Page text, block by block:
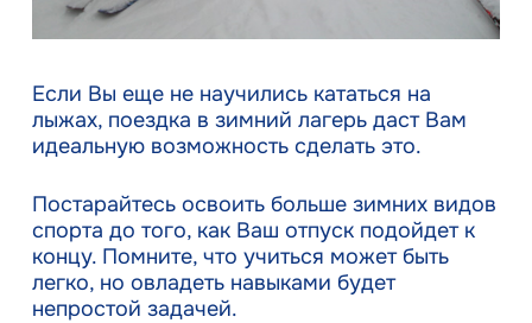
Если Вы еще не научились кататься на
лыжах, поездка в зимний лагерь даст Вам
идеальную возможность сделать это.
Постарайтесь освоить больше зимних видов
спорта до того, как Ваш отпуск подойдет к
концу. Помните, что учиться может быть
легко, но овладеть навыками будет
непростой задачей.